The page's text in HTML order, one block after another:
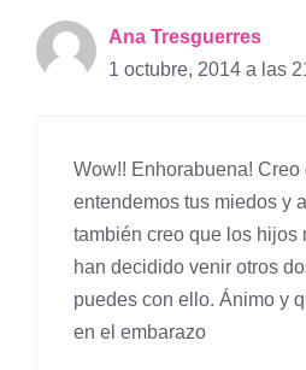
Ana Tresguerres
1 octubre, 2014 a las
Wow!! Enhorabuena! Creo
entendemos tus miedos y
también creo que los hijos
han decidido venir otros
puedes con ello. Ánimo y
en el embarazo